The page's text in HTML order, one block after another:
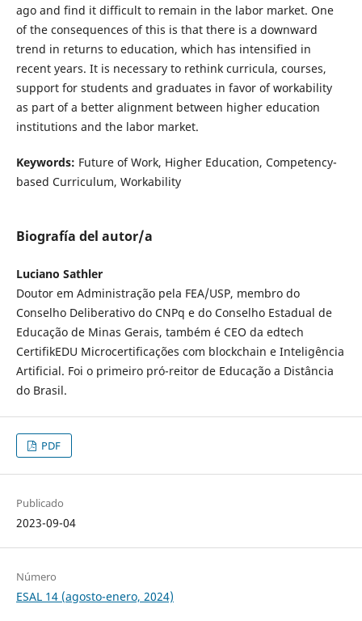
ago and find it difficult to remain in the labor market. One
of the consequences of this is that there is a downward
trend in returns to education, which has intensified in
recent years. It is necessary to rethink curricula, courses,
support for students and graduates in favor of workability
as part of a better alignment between higher education
institutions and the labor market.
Keywords: Future of Work, Higher Education, Competency-
based Curriculum, Workability
Biografía del autor/a
Luciano Sathler
Doutor em Administração pela FEA/USP, membro do
Conselho Deliberativo do CNPq e do Conselho Estadual de
Educação de Minas Gerais, também é CEO da edtech
CertifikEDU Microcertificações com blockchain e Inteligência
Artificial. Foi o primeiro pró-reitor de Educação a Distância
do Brasil.
PDF
Publicado
2023-09-04
Número
ESAL 14 (agosto-enero, 2024)